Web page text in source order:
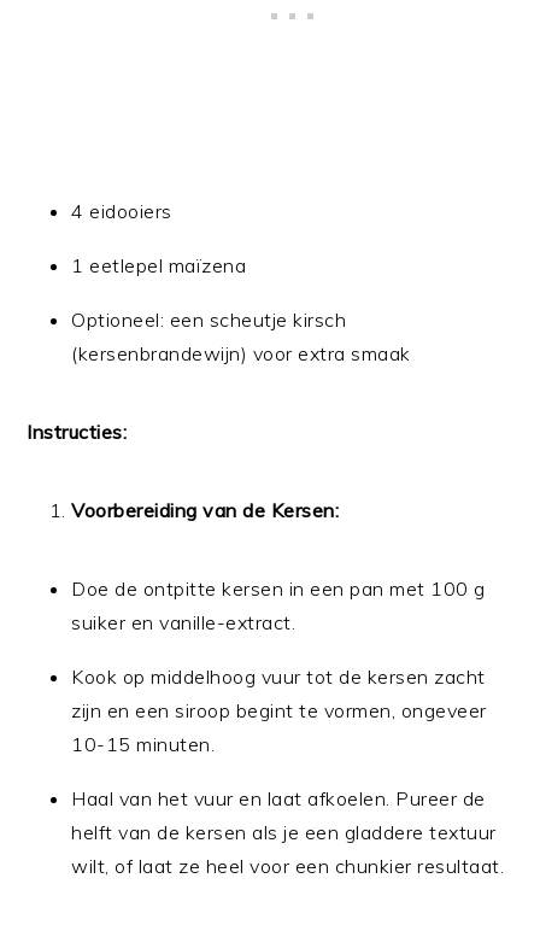
4 eidooiers
1 eetlepel maïzena
Optioneel: een scheutje kirsch
(kersenbrandewijn) voor extra smaak
Instructies:
Voorbereiding van de Kersen:
Doe de ontpitte kersen in een pan met 100 g
suiker en vanille-extract.
Kook op middelhoog vuur tot de kersen zacht
zijn en een siroop begint te vormen, ongeveer
10-15 minuten.
Haal van het vuur en laat afkoelen. Pureer de
helft van de kersen als je een gladdere textuur
wilt, of laat ze heel voor een chunkier resultaat.